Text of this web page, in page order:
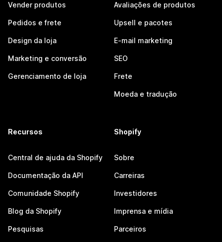
Vender produtos
Pedidos e frete
Design da loja
Marketing e conversão
Gerenciamento de loja
Avaliações de produtos
Upsell e pacotes
E-mail marketing
SEO
Frete
Moeda e tradução
Recursos
Central de ajuda da Shopify
Documentação da API
Comunidade Shopify
Blog da Shopify
Pesquisas
Shopify
Sobre
Carreiras
Investidores
Imprensa e mídia
Parceiros